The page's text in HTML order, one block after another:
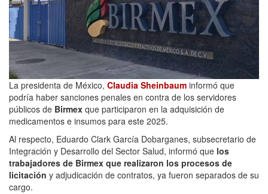
La presidenta de México, Claudia Sheinbaum informó que
podría haber sanciones penales en contra de los servidores
públicos de Birmex que participaron en la adquisición de
medicamentos e insumos para este 2025.
Al respecto, Eduardo Clark García Dobarganes, subsecretario de
Integración y Desarrollo del Sector Salud, informó que los
trabajadores de Birmex que realizaron los procesos de
licitación y adjudicación de contratos, ya fueron separados de su
cargo.